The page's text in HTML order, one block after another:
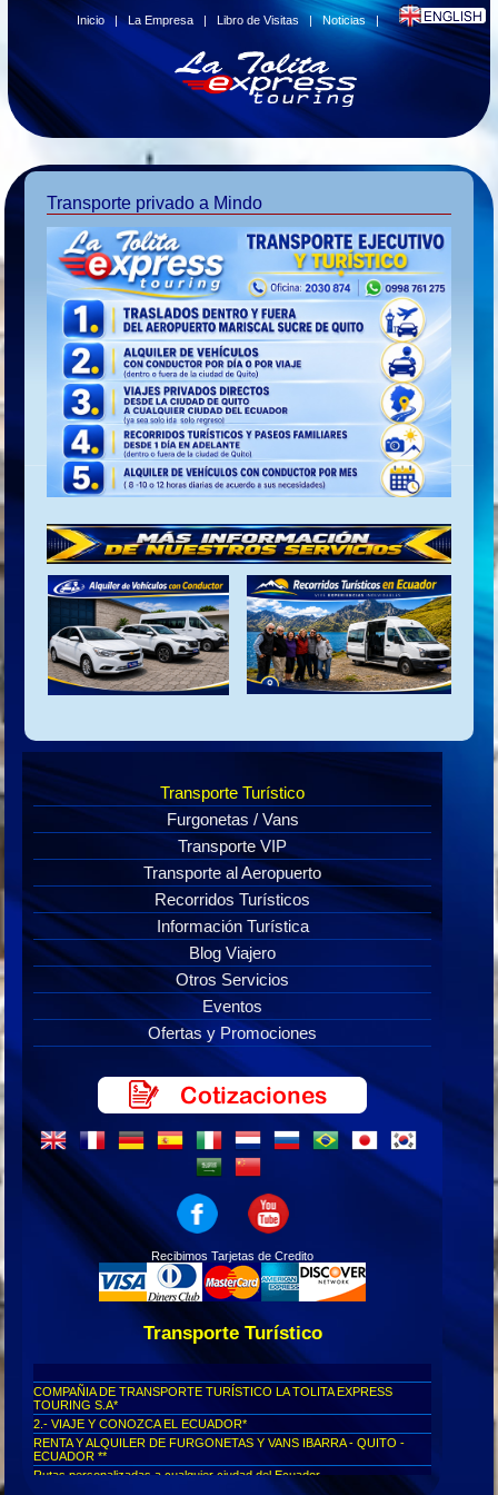
Inicio |La Empresa |Libro de Visitas |Noticias|
Transporte privado a Mindo
Transporte Turístico
Furgonetas / Vans
Transporte VIP
Transporte al Aeropuerto
Recorridos Turísticos
Información Turística
Blog Viajero
Otros Servicios
Eventos
Ofertas y Promociones
Recibimos Tarjetas de Credito
Transporte Turístico
COMPAÑIA DE TRANSPORTE TURÍSTICO LA TOLITA EXPRESS
TOURING S.A*
2.- VIAJE Y CONOZCA EL ECUADOR*
RENTA Y ALQUILER DE FURGONETAS Y VANS IBARRA - QUITO -
ECUADOR **
Rutas personalizadas a cualquier ciudad del Ecuador...